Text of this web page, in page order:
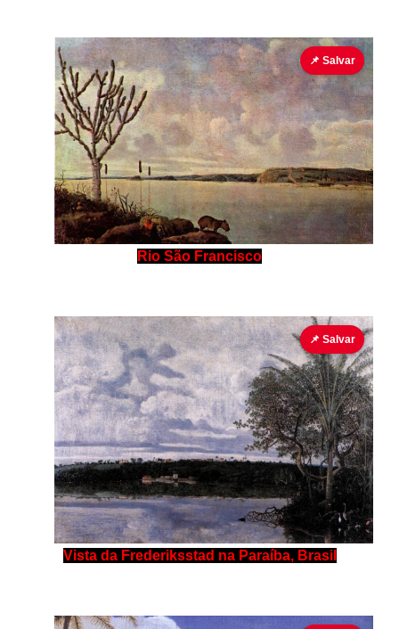
📌 Salvar
Rio São Francisco
📌 Salvar
Vista da Frederiksstad na Paraíba, Brasil